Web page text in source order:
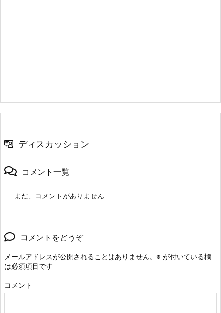
ディスカッション
コメント一覧
まだ、コメントがありません
コメントをどうぞ
メールアドレスが公開されることはありません。 ※ が付いている欄
は必須項目です
コメント